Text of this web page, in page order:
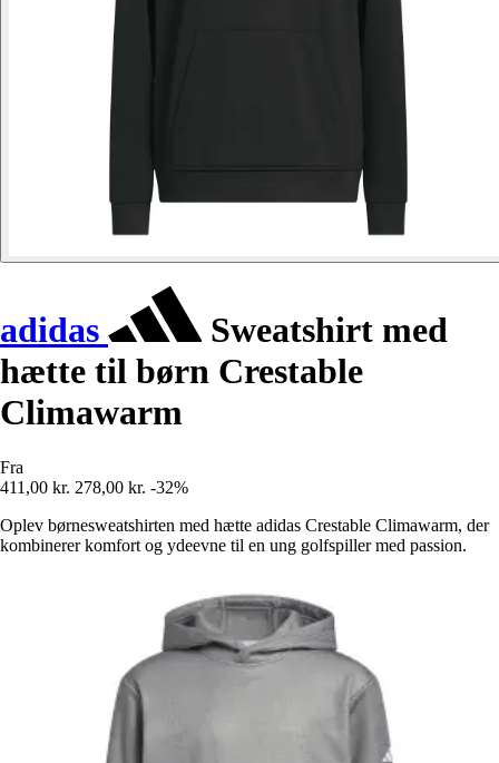
adidas
Sweatshirt med
hætte til børn Crestable
Climawarm
Fra
411,00 kr. 278,00 kr. -32%
Oplev børnesweatshirten med hætte adidas Crestable Climawarm, der
kombinerer komfort og ydeevne til en ung golfspiller med passion.